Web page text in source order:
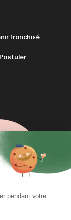
pendant votre
franchisé
Postuler